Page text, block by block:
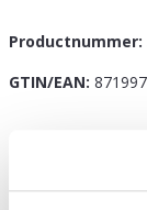
Productnummer:
GTIN/EAN: